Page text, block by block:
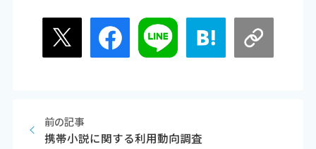
前の記事
携帯小説に関する利用動向調査